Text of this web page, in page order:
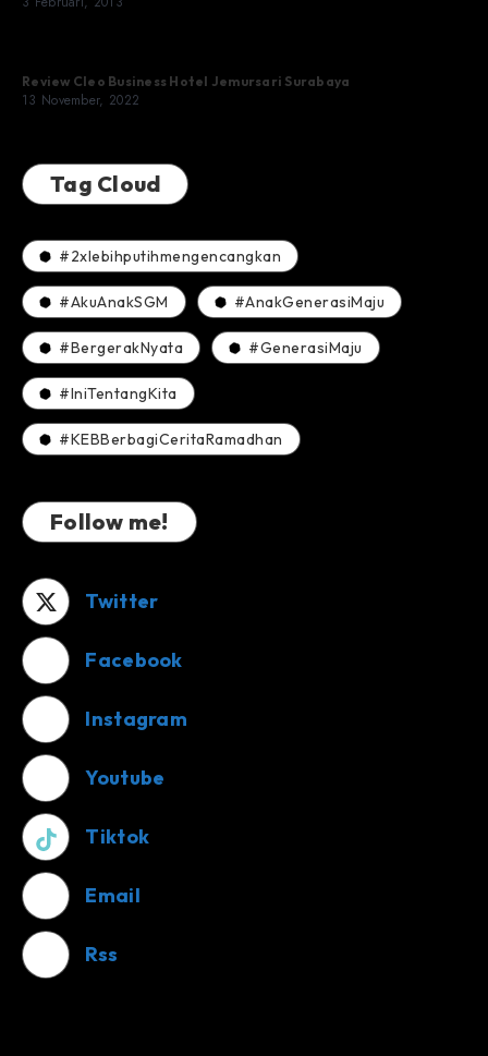
Review Cleo Business Hotel Jemursari Surabaya
13 November, 2022
Tag Cloud
#2xlebihputihmengencangkan
#AkuAnakSGM #AnakGenerasiMaju
#BergerakNyata #GenerasiMaju
#IniTentangKita
#KEBBerbagiCeritaRamadhan
Follow me!
Twitter
Facebook
Instagram
Youtube
Tiktok
Email
Rss